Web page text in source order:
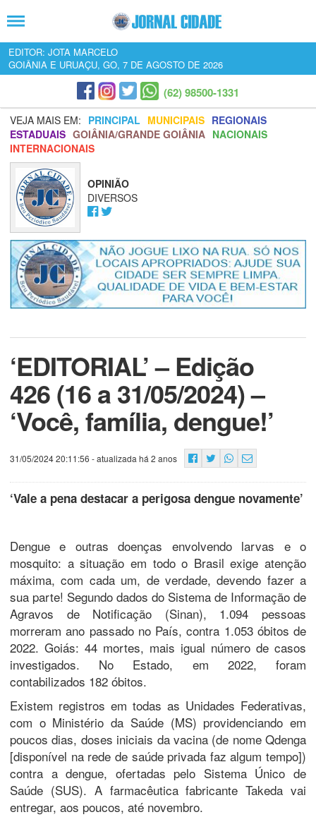
EDITOR: JOTA MARCELO
GOIÂNIA E URUAÇU, GO, 7 DE AGOSTO DE 2026
(62) 98500-1331
VEJA MAIS EM: PRINCIPAL MUNICIPAIS REGIONAIS
ESTADUAIS GOIÂNIA/GRANDE GOIÂNIA NACIONAIS
INTERNACIONAIS
OPINIÃO
DIVERSOS
‘EDITORIAL’ – Edição
426 (16 a 31/05/2024) –
‘Você, família, dengue!’
31/05/2024 20:11:56 - atualizada há 2 anos
‘Vale a pena destacar a perigosa dengue novamente’
Dengue e outras doenças envolvendo larvas e o
mosquito: a situação em todo o Brasil exige atenção
máxima, com cada um, de verdade, devendo fazer a
sua parte! Segundo dados do Sistema de Informação de
Agravos de Notificação (Sinan), 1.094 pessoas
morreram ano passado no País, contra 1.053 óbitos de
2022. Goiás: 44 mortes, mais igual número de casos
investigados. No Estado, em 2022, foram
contabilizados 182 óbitos.
Existem registros em todas as Unidades Federativas,
com o Ministério da Saúde (MS) providenciando em
poucos dias, doses iniciais da vacina (de nome Qdenga
[disponível na rede de saúde privada faz algum tempo])
contra a dengue, ofertadas pelo Sistema Único de
Saúde (SUS). A farmacêutica fabricante Takeda vai
entregar, aos poucos, até novembro.